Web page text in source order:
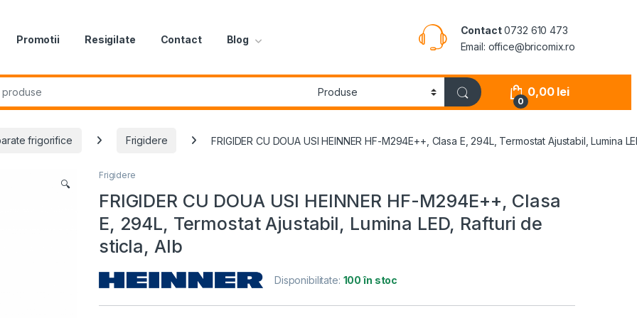
Promotii Resigilate Contact Blog
Contact0732 610 473
Email: office@bricomix.ro
0
0,00 lei
frigorifice Frigidere FRIGIDER CU DOUA USI HEINNER HF-M294E++, Clasa E, 294L, Termostat Ajustabil, Lumina
🔍
Frigidere
FRIGIDER CU DOUA USI HEINNER HF-M294E++, Clasa
E, 294L, Termostat Ajustabil, Lumina LED, Rafturi de
sticla, Alb
Disponibilitate: 100 în stoc